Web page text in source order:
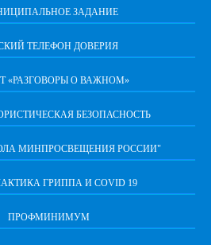
ЗАДАНИЕ
ТЕЛЕФОН ДОВЕРИЯ
«РАЗГОВОРЫ О ВАЖНОМ»
БЕЗОПАСНОСТЬ
МИНПРОСВЕЩЕНИЯ РОССИИ"
ГРИППА И COVID 19
ПРОФМИНИМУМ